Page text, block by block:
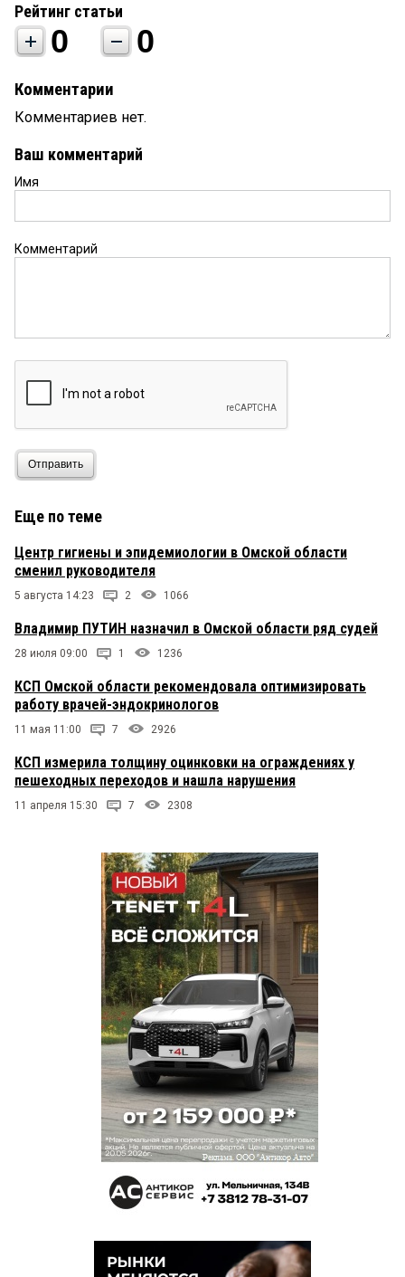
Рейтинг статьи
0 0
Комментарии
Комментариев нет.
Ваш комментарий
Имя
Комментарий
Отправить
Еще по теме
Центр гигиены и эпидемиологии в Омской области
сменил руководителя
5 августа 14:23 2 1066
Владимир ПУТИН назначил в Омской области ряд судей
28 июля 09:00 1 1236
КСП Омской области рекомендовала оптимизировать
работу врачей-эндокринологов
11 мая 11:00 7 2926
КСП измерила толщину оцинковки на ограждениях у
пешеходных переходов и нашла нарушения
11 апреля 15:30 7 2308